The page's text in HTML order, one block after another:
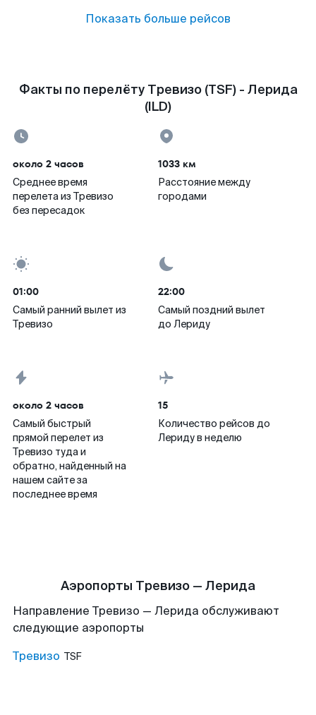
Показать больше рейсов
Факты по перелёту Тревизо (TSF) - Лерида
(ILD)
около 2 часов
Среднее время
перелета из Тревизо
без пересадок
1033 км
Расстояние между
городами
01:00
Самый ранний вылет из
Тревизо
22:00
Самый поздний вылет
до Лериду
около 2 часов
Самый быстрый
прямой перелет из
Тревизо туда и
обратно, найденный на
нашем сайте за
последнее время
15
Количество рейсов до
Лериду в неделю
Аэропорты Тревизо — Лерида
Направление Тревизо — Лерида обслуживают
следующие аэропорты
Тревизо TSF